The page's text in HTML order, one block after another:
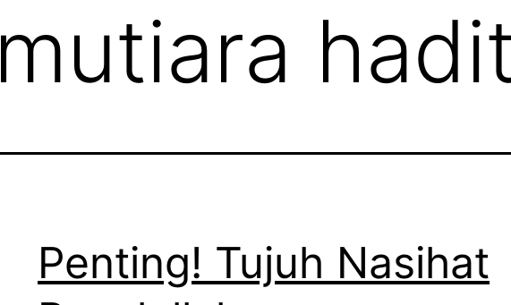
mutiara
Penting! Tujuh Nasihat